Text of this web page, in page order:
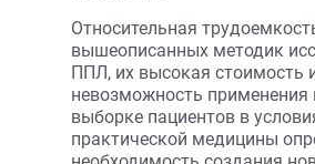
Относительная
вышеописанных методик
ППЛ, их высокая стоимость
невозможность
выборке пациентов в
практической медицины